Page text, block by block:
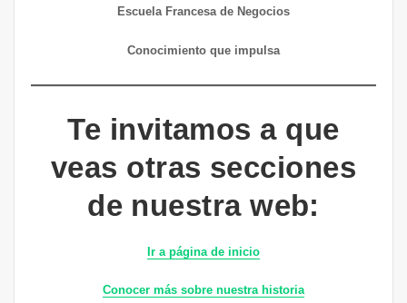
Escuela Francesa de Negocios
Conocimiento que impulsa
Te invitamos a que
veas otras secciones
de nuestra web:
Ir a página de inicio
Conocer más sobre nuestra historia